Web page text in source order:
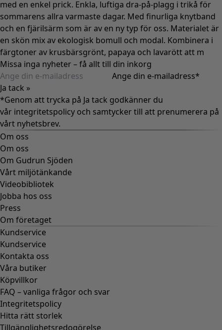
med en enkel prick. Enkla, luftiga dra-på-plagg i trikå för
sommarens allra varmaste dagar. Med finurliga knytband
och en fjärilsärm som är av en ny typ för oss. Materialet är
en skön mix av ekologisk bomull och modal. Kombinera i
färgtoner av krusbärsgrönt, papaya och lavarött att m
Missa inga nyheter – få allt till din inkorg
Ange din e-mailadress*
Ja tack »
*Genom att trycka på Ja tack godkänner du
vår integritetspolicy och samtycker till att prenumerera på
vårt nyhetsbrev.
Om oss
Om oss
Om Gudrun Sjöden
Vårt miljötänkande
Videobibliotek
Jobba hos oss
Press
Om företaget
Kundservice
Kundservice
Kontakta oss
Våra butiker
Köpvillkor
FAQ – vanliga frågor och svar
Integritetspolicy
Hitta rätt storlek
Tillgänglighetsredogörelse